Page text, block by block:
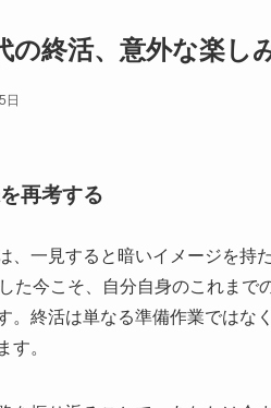
の終活、意外な楽し
日
再考する
、一見すると暗いイメージを持
た今こそ、自分自身のこれま
。終活は単なる準備作業ではな
す。